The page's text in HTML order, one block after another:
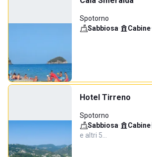
Spotorno
Sabbiosa· Cabine·
Hotel Tirreno
Spotorno
Sabbiosa· Cabine·
e altri 5…